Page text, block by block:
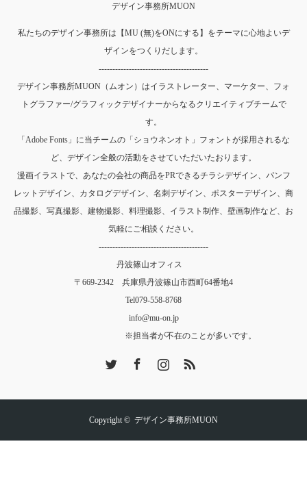
デザイン事務所MUON
私たちのデザイン事務所は【MU (無)をONにする】をテーマに心地よいデ
ザインをつくりだします。
----------------------------------------
デザイン事務所MUON（ムオン）はイラストレーター、マーケター、フォ
トグラファー/グラフィックデザイナーからなるクリエイティブチームで
す。
「Adobe Fonts」に当チームの「ショウネンオト」フォントが採用されるな
ど、デザイン全般の活動をさせていただいたおります。
漫画イラストで、あなたの会社の商品をPRできるチラシデザイン、パンフ
レットデザイン、カタログデザイン、名刺デザイン、ポスターデザイン、商
品撮影、写真撮影、建物撮影、料理撮影、イラスト制作、壁画制作など、お
気軽にご相談ください。
----------------------------------------
丹波篠山オフィス
〒669-2342 兵庫県丹波篠山市西町64番地4
Tel079-558-8768
info@mu-on.jp
※担当者が不在のことが多いです。
Copyright © デザイン事務所MUON